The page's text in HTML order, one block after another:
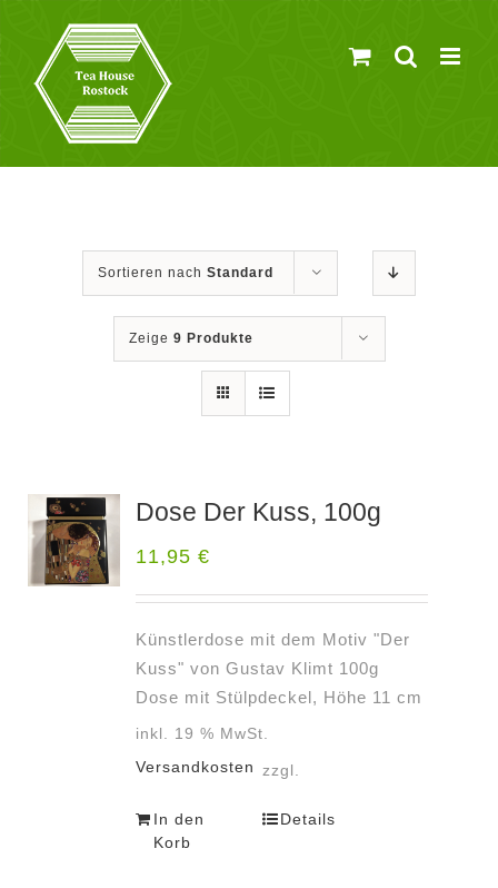
springen
Sortieren nach Standard
Zeige 9 Produkte
Dose Der Kuss, 100g
11,95€
Künstlerdose mit dem Motiv "Der
Kuss" von Gustav Klimt 100g
Dose mit Stülpdeckel, Höhe 11 cm
inkl. 19 % MwSt.
zzgl.
Versandkosten
In den
Korb
Details